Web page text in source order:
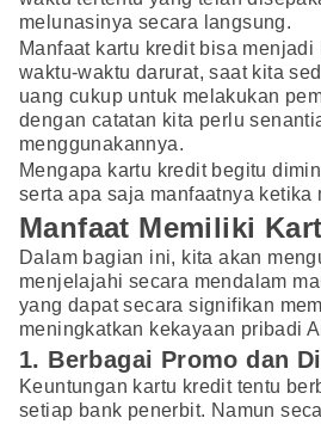
melunasinya secara langsung.
Manfaat kartu kredit bisa
waktu-waktu darurat, saat kita
uang cukup untuk melakukan
dengan catatan kita perlu
menggunakannya.
Mengapa kartu kredit begitu
serta apa saja manfaatnya
Manfaat Memiliki
Dalam bagian ini, kita akan
menjelajahi secara mendalam
yang dapat secara signifikan
meningkatkan kekayaan pribadi
1. Berbagai Promo dan
Keuntungan kartu kredit tentu
setiap bank penerbit. Namun